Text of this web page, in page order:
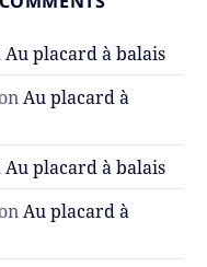
Au placard à balais
onAu placard à
Au placard à balais
onAu placard à